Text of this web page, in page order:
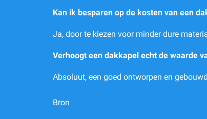
Kan ik besparen op de kosten van een
Ja, door te kiezen voor minder dure
Verhoogt een dakkapel echt de waarde
Absoluut, een goed ontworpen en
Bron